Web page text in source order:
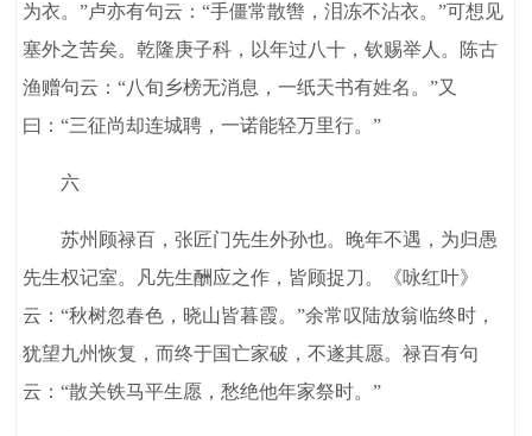
为衣。”卢亦有句云：“手僵常散辔，泪冻不沾衣。”可想见
塞外之苦矣。乾隆庚子科，以年过八十，钦赐举人。陈古
渔赠句云：“八旬乡榜无消息，一纸天书有姓名。”又
曰：“三征尚却连城聘，一诺能轻万里行。”
六
苏州顾禄百，张匠门先生外孙也。晚年不遇，为归愚
先生权记室。凡先生酬应之作，皆顾捉刀。《咏红叶》
云：“秋树忽春色，晓山皆暮霞。”余常叹陆放翁临终时，
犹望九州恢复，而终于国亡家破，不遂其愿。禄百有句
云：“散关铁马平生愿，愁绝他年家祭时。”